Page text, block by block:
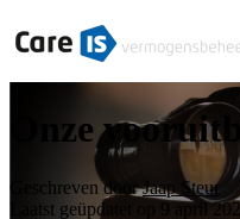
Onze
Geschreven doorJaap Steur
Laatst geüpdatet op 9 april